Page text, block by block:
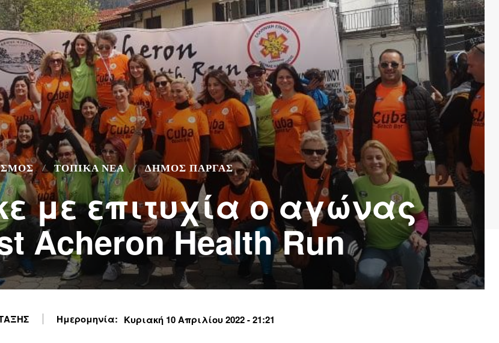
ΤΟΠΙΚΆ ΝΈΑ ΔΉΜΟΣ ΠΆΡΓΑΣ
με επιτυχία ο αγώνας
Acheron Health Run
Ημερομηνία: Κυριακή 10 Απριλίου 2022 - 21:21